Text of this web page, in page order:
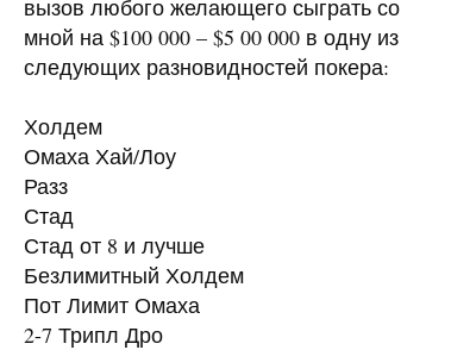
вызов любого желающего сыграть со
мной на $100 000 – $5 00 000 в одну из
следующих разновидностей покера:
Холдем
Омаха Хай/Лоу
Разз
Стад
Стад от 8 и лучше
Безлимитный Холдем
Пот Лимит Омаха
2-7 Трипл Дро